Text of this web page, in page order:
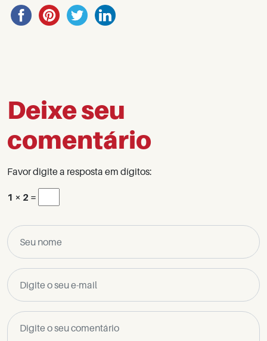
Deixe seu
comentário
Favor digite a resposta em dígitos:
1 × 2 =